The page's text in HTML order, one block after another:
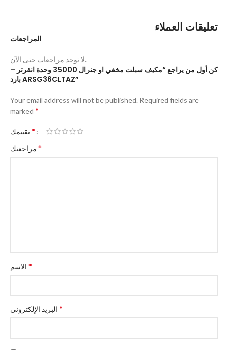
تعليقات العملاء
المراجعات
لا توجد مراجعات حتى الآن.
كن أول من يراجع “مكيف سبلت مخفي او جنرال 35000 وحدة انفرتر –
بارد ARSG36CLTAZ”
Your email address will not be published. Required fields are
marked *
*
*
*
*